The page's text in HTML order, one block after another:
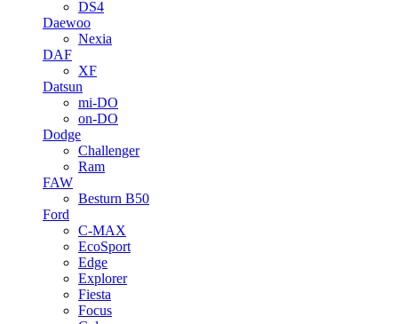
DS4
Daewoo
Nexia
DAF
XF
Datsun
mi-DO
on-DO
Dodge
Challenger
Ram
FAW
Besturn B50
Ford
C-MAX
EcoSport
Edge
Explorer
Fiesta
Focus